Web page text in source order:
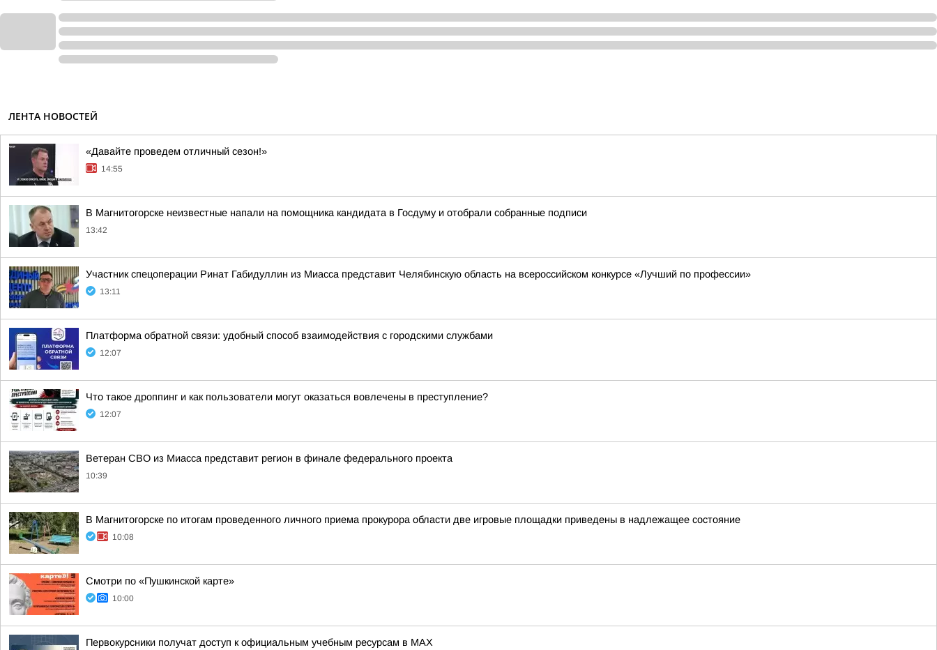
ЛЕНТА НОВОСТЕЙ
«Давайте проведем отличный сезон!»
14:55
В Магнитогорске неизвестные напали на помощника кандидата в Госдуму и отобрали собранные подписи
13:42
Участник спецоперации Ринат Габидуллин из Миасса представит Челябинскую область на всероссийском конкурсе «Лучший по профессии»
13:11
Платформа обратной связи: удобный способ взаимодействия с городскими службами
12:07
Что такое дроппинг и как пользователи могут оказаться вовлечены в преступление?
12:07
Ветеран СВО из Миасса представит регион в финале федерального проекта
10:39
В Магнитогорске по итогам проведенного личного приема прокурора области две игровые площадки приведены в надлежащее состояние
10:08
Смотри по «Пушкинской карте»
10:00
Первокурсники получат доступ к официальным учебным ресурсам в MAX